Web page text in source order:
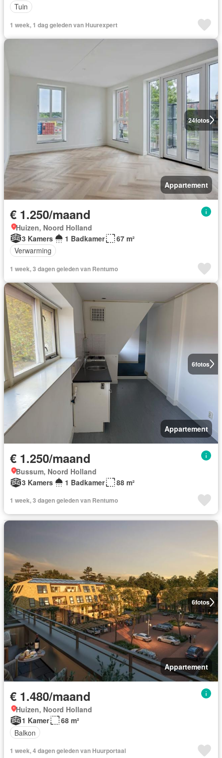
Tuin
1 week, 1 dag geleden van Huurexpert
24fotos
Appartement
€ 1.250/maand
Huizen, Noord Holland
3 Kamers
1 Badkamer
67 m²
Verwarming
1 week, 3 dagen geleden van Rentumo
6fotos
Appartement
€ 1.250/maand
Bussum, Noord Holland
3 Kamers
1 Badkamer 88 m²
1 week, 3 dagen geleden van Rentumo
6fotos
Appartement
€ 1.480/maand
Huizen, Noord Holland
1 Kamer
68 m²
Balkon
1 week, 4 dagen geleden van Huurportaal